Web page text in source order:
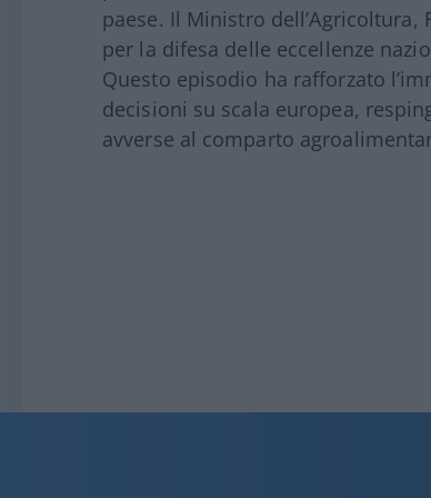
paese. Il Ministro
per la difesa delle eccellenze
Questo episodio ha rafforzato
decisioni su scala europea,
avverse al comparto